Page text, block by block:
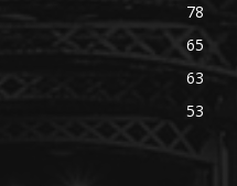
78
65
63
53